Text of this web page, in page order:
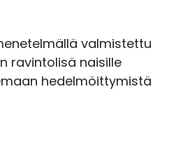
valmistettu
ravintolisä naisille
hedelmöittymistä